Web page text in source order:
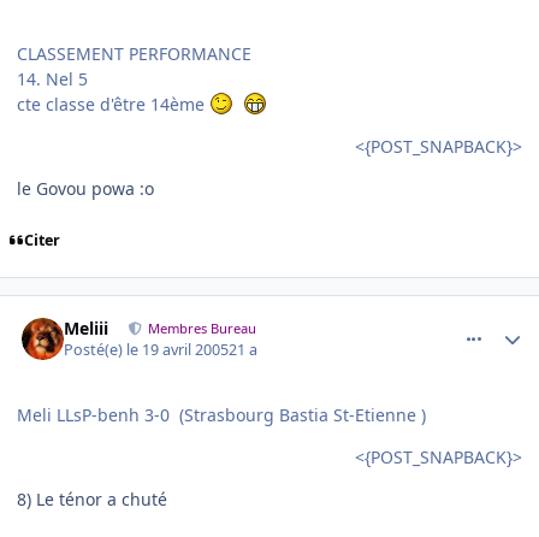
CLASSEMENT PERFORMANCE
14. Nel 5
cte classe d'être 14ème
<{POST_SNAPBACK}>
le Govou powa :o
Citer
Meliii Membres Bureau
Posté(e) le 19 avril 200521 a
Meli LLsP-benh 3-0 (Strasbourg Bastia St-Etienne )
<{POST_SNAPBACK}>
8) Le ténor a chuté